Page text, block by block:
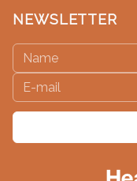
NEWSLETTER